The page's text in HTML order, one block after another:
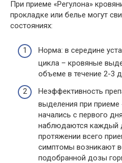
При приеме «Регулона»
прокладке или белье могут
состояниях:
Норма: в середине
цикла – кровяные
объеме в течение 2-3
Неэффективность
выделения при приеме
начались с первого
наблюдаются каждый
протяжении всего
симптомы возникают
подобранной дозы